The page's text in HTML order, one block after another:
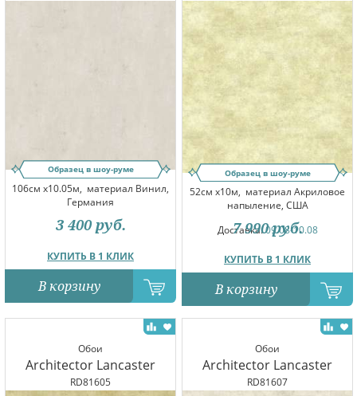
Образец в шоу-руме
106см x10.05м, материал Винил,
Германия
КУПИТЬ В 1 КЛИК
3 400 руб.
В корзину
Образец в шоу-руме
52см x10м, материал Акриловое
напыление, США
Доставка:09.08-10.08
КУПИТЬ В 1 КЛИК
7 990 руб.
В корзину
Обои
Architector Lancaster
RD81605
Обои
Architector Lancaster
RD81607